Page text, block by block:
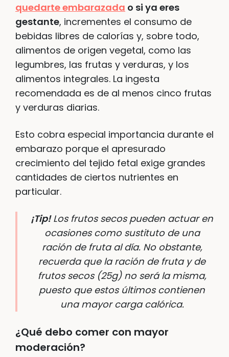
quedarte embarazada o si ya eres
gestante, incrementes el consumo de
bebidas libres de calorías y, sobre todo,
alimentos de origen vegetal, como las
legumbres, las frutas y verduras, y los
alimentos integrales. La ingesta
recomendada es de al menos cinco frutas
y verduras diarias.
Esto cobra especial importancia durante el
embarazo porque el apresurado
crecimiento del tejido fetal exige grandes
cantidades de ciertos nutrientes en
particular.
¡Tip!Los frutos secos pueden actuar en
ocasiones como sustituto de una
ración de fruta al día. No obstante,
recuerda que la ración de fruta y de
frutos secos (25g) no será la misma,
puesto que estos últimos contienen
una mayor carga calórica.
¿Qué debo comer con mayor
moderación?